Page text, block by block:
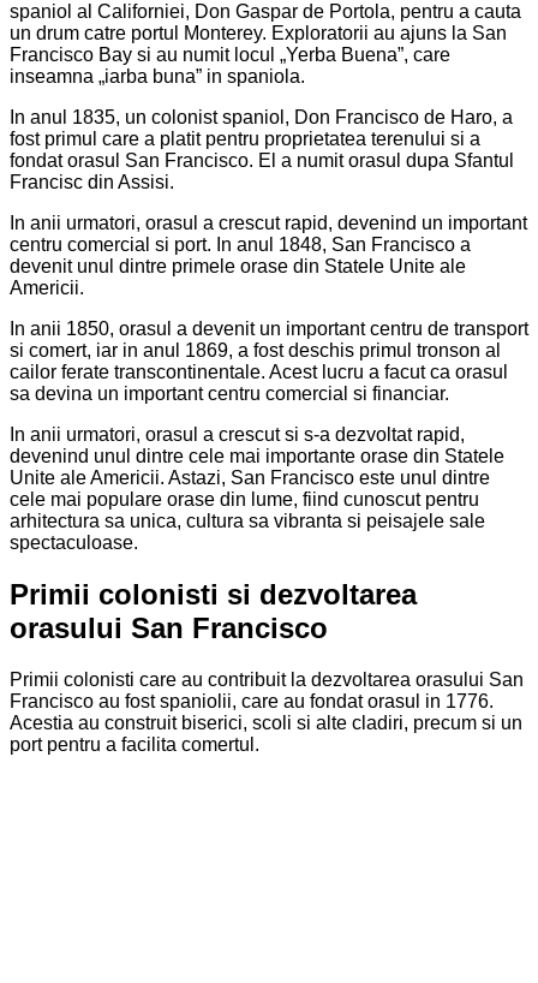
spaniol al Californiei, Don Gaspar de Portola, pentru a cauta
un drum catre portul Monterey. Exploratorii au ajuns la San
Francisco Bay si au numit locul „Yerba Buena”, care
inseamna „iarba buna” in spaniola.
In anul 1835, un colonist spaniol, Don Francisco de Haro, a
fost primul care a platit pentru proprietatea terenului si a
fondat orasul San Francisco. El a numit orasul dupa Sfantul
Francisc din Assisi.
In anii urmatori, orasul a crescut rapid, devenind un important
centru comercial si port. In anul 1848, San Francisco a
devenit unul dintre primele orase din Statele Unite ale
Americii.
In anii 1850, orasul a devenit un important centru de transport
si comert, iar in anul 1869, a fost deschis primul tronson al
cailor ferate transcontinentale. Acest lucru a facut ca orasul
sa devina un important centru comercial si financiar.
In anii urmatori, orasul a crescut si s-a dezvoltat rapid,
devenind unul dintre cele mai importante orase din Statele
Unite ale Americii. Astazi, San Francisco este unul dintre
cele mai populare orase din lume, fiind cunoscut pentru
arhitectura sa unica, cultura sa vibranta si peisajele sale
spectaculoase.
Primii colonisti si dezvoltarea
orasului San Francisco
Primii colonisti care au contribuit la dezvoltarea orasului San
Francisco au fost spaniolii, care au fondat orasul in 1776.
Acestia au construit biserici, scoli si alte cladiri, precum si un
port pentru a facilita comertul.